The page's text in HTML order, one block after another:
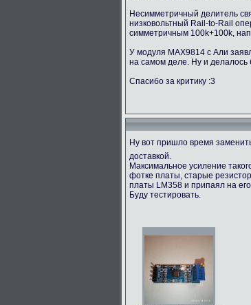
Несимметричный делитель
низковольтный Rail-to-Rail
симметричным 100k+100k,
У модуля MAX9814 с Али
на самом деле. Ну и делалось
Спасибо за критику :3
Ну вот пришло время
доставкой.
Максимальное усиление
фотке платы, старые
платы LM358 и припаял на
Буду тестировать.